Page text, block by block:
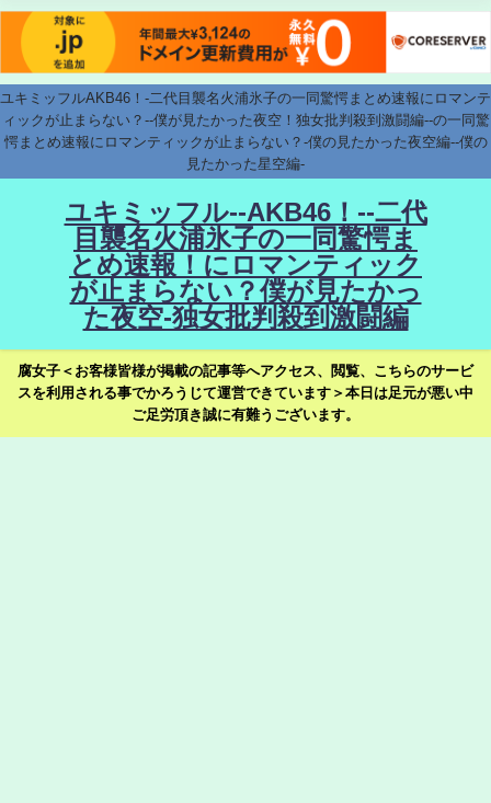
ユキミッフルAKB46！-二代目襲名火浦氷子の一同驚愕まとめ速報にロマンテ
ィックが止まらない？--僕が見たかった夜空！独女批判殺到激闘編--の一同驚
愕まとめ速報にロマンティックが止まらない？-僕の見たかった夜空編--僕の
見たかった星空編-
ユキミッフル--AKB46！--二代
目襲名火浦氷子の一同驚愕ま
とめ速報！にロマンティック
が止まらない？僕が見たかっ
た夜空-独女批判殺到激闘編
腐女子＜お客様皆様が掲載の記事等へアクセス、閲覧、こちらのサービ
スを利用される事でかろうじて運営できています＞本日は足元が悪い中
ご足労頂き誠に有難うございます。